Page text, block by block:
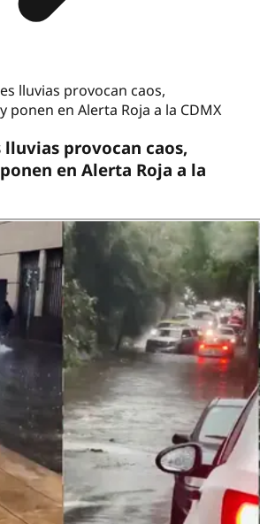
lluvias provocan caos,
ponen en Alerta Roja a la CDMX
lluvias provocan caos,
en Alerta Roja a la